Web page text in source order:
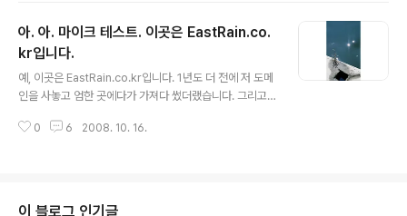
이, 정말. 행복을 빈다. 3. 나이를 먹긴 먹었는지 최근들어 별 쓰잘데 없는 생각
을 한다, 종종 내가 그동안 너무 막되게 살진 않았나, 너무 생각없이 살진 않았
나, 빌어먹을 왜 그렇게 순종적으로 살지 못하고 무슨 동네 양아치마냥 세상 모
두에게..
아. 아. 마이크 테스트. 이곳은 EastRain.co.
kr입니다.
예, 이곳은 EastRain.co.kr입니다. 1년도 더 전에 저 도메
인을 사놓고 엄한 곳에다가 가져다 썼더랬습니다. 그리고
니다. 이제 r-d1.tistory.com처럼 긴 주소로 들어오지 않
0 6 2008. 10. 16.
이 블로그 인기글